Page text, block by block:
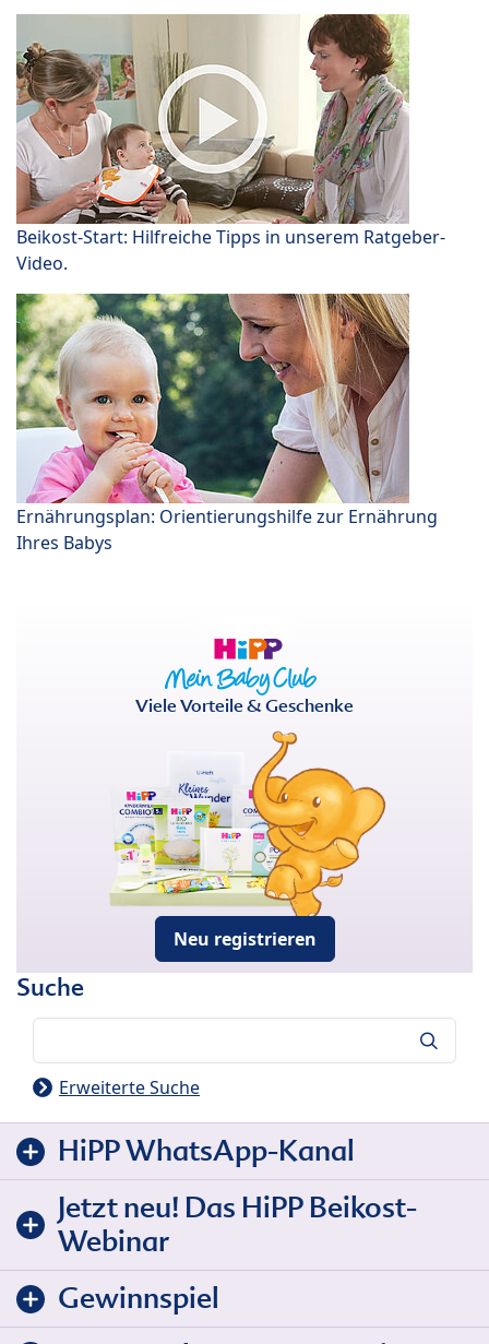
Beikost-Start: Hilfreiche Tipps in unserem Ratgeber-
Video.
Ernährungsplan: Orientierungshilfe zur Ernährung
Ihres Babys
Viele Vorteile & Geschenke
Neu registrieren
Suche
Erweiterte Suche
HiPP WhatsApp-Kanal
Jetzt neu! Das HiPP Beikost-
Webinar
Gewinnspiel